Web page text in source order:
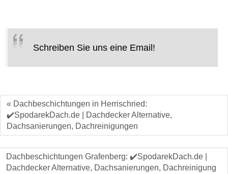
Schreiben Sie uns eine Email!
« Dachbeschichtungen in Herrischried:
✔️SpodarekDach.de | Dachdecker Alternative,
Dachsanierungen, Dachreinigungen
Dachbeschichtungen Grafenberg: ✔️SpodarekDach.de |
Dachdecker Alternative, Dachsanierungen, Dachreinigung